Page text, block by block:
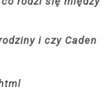
i czy Caden